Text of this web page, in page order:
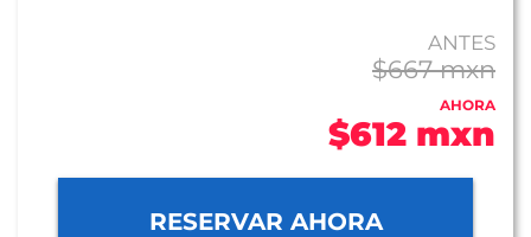
ANTES
$667 mxn
AHORA
$612 mxn
RESERVAR AHORA